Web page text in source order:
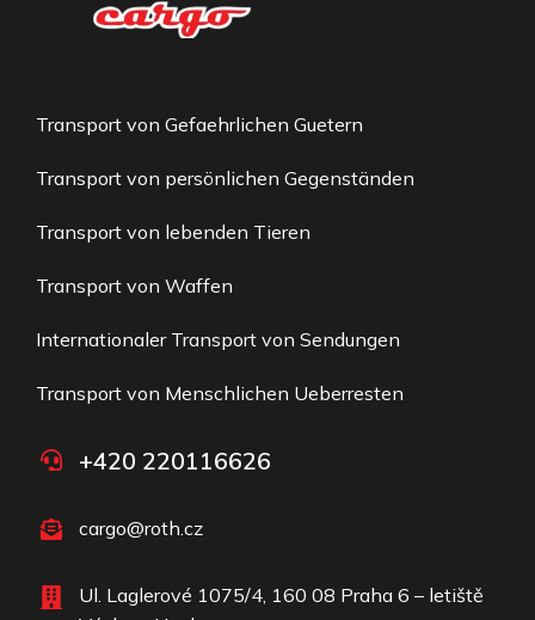
Transport von Gefaehrlichen Guetern
Transport von persönlichen Gegenständen
Transport von lebenden Tieren
Transport von Waffen
Internationaler Transport von Sendungen
Transport von Menschlichen Ueberresten
+420 220116626
cargo@roth.cz
Ul. Laglerové 1075/4, 160 08 Praha 6 – letiště